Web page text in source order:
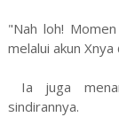
"Nah loh!
melalui akun
Ia juga
sindirannya.